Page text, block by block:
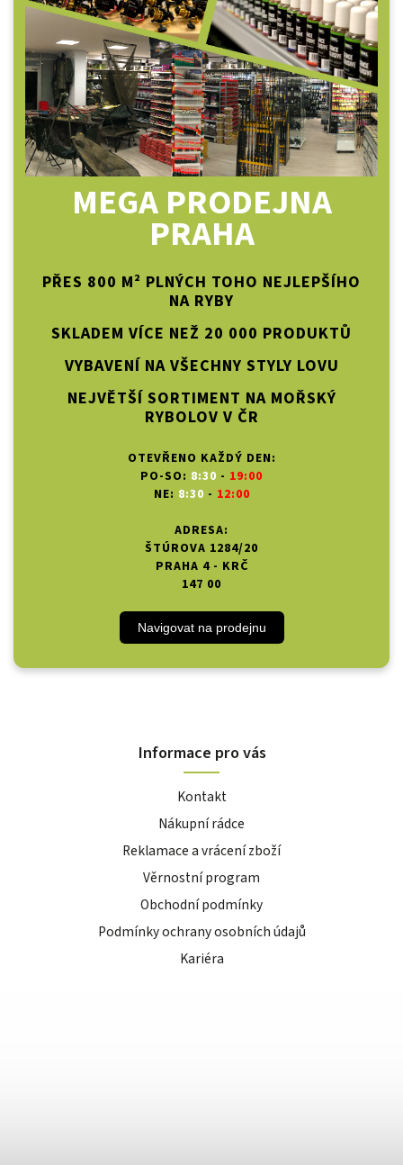
MEGA PRODEJNA
PRAHA
PŘES 800 M² PLNÝCH TOHO NEJLEPŠÍHO
NA RYBY
SKLADEM VÍCE NEŽ 20 000 PRODUKTŮ
VYBAVENÍ NA VŠECHNY STYLY LOVU
NEJVĚTŠÍ SORTIMENT NA MOŘSKÝ
RYBOLOV V ČR
OTEVŘENO KAŽDÝ DEN:
PO-SO: 8:30 - 19:00
NE: 8:30 - 12:00
ADRESA:
ŠTÚROVA 1284/20
PRAHA 4 - KRČ
147 00
Navigovat na prodejnu
Informace pro vás
Kontakt
Nákupní rádce
Reklamace a vrácení zboží
Věrnostní program
Obchodní podmínky
Podmínky ochrany osobních údajů
Kariéra